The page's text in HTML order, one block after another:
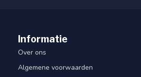
Informatie
Over ons
Algemene voorwaarden